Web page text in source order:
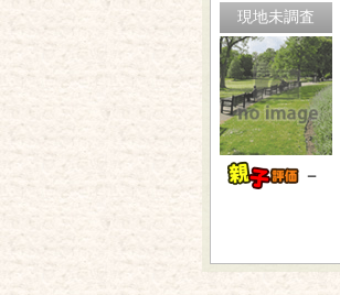
現地未調査
－